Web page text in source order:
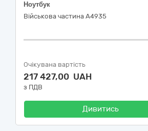
Ноутбук
Військова частина А4935
Очікувана вартість
217 427,00 UAH
з ПДВ
Дивитись